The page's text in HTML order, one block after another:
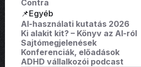
Contra
📌Egyéb
AI-használati kutatás 2026
Ki alakit kit? – Könyv az AI-ról
Sajtómegjelenések
Konferenciák, előadások
ADHD vállalkozói podcast